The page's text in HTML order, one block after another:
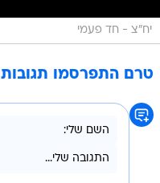
יח"צ - חד פעמי
טרם התפרסמו תגובות